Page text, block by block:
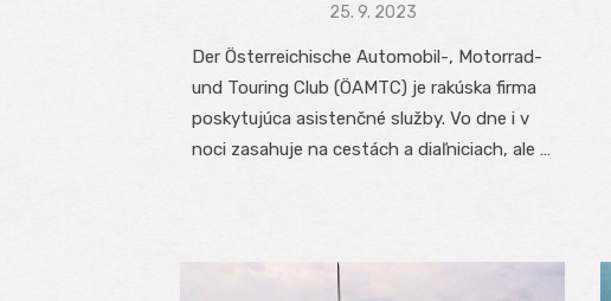
Posted
25. 9. 2023
Der Österreichische Automobil-, Motorrad-
und Touring Club (ÖAMTC) je rakúska firma
poskytujúca asistenčné služby. Vo dne i v
noci zasahuje na cestách a diaľniciach, ale …